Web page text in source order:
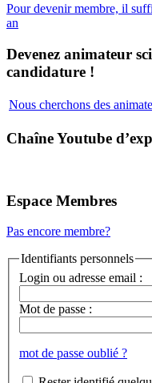
Pour devenir membre, il
an
Devenez animateur
candidature !
Nous cherchons des
Chaîne Youtube
Espace Membres
Pas encore membre?
Identifiants personnels
Login ou adresse email :
Mot de passe :
mot de passe oublié ?